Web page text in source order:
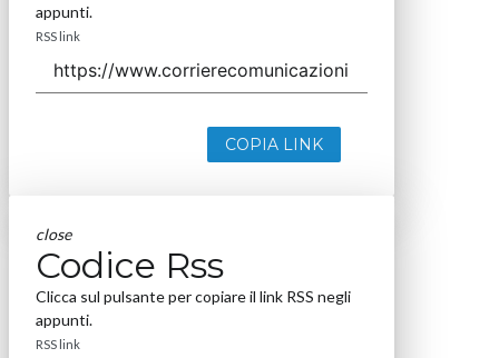
appunti.
RSS link
COPIA LINK
close
Codice Rss
Clicca sul pulsante per copiare il link RSS negli
appunti.
RSS link